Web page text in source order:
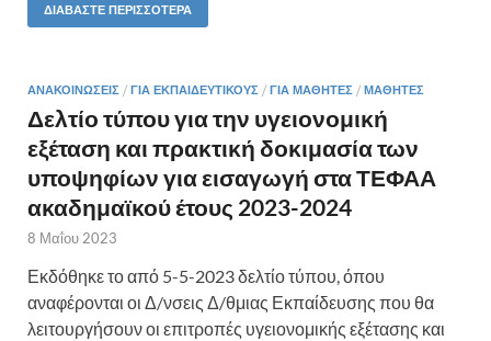
ΔΙΑΒΆΣΤΕ ΠΕΡΙΣΣΌΤΕΡΑ
ΑΝΑΚΟΙΝΏΣΕΙΣ / ΓΙΑ ΕΚΠΑΙΔΕΥΤΙΚΟΎΣ / ΓΙΑ ΜΑΘΗΤΈΣ / ΜΑΘΗΤΈΣ
Δελτίο τύπου για την υγειονομική
εξέταση και πρακτική δοκιμασία των
υποψηφίων για εισαγωγή στα ΤΕΦΑΑ
ακαδημαϊκού έτους 2023-2024
8 Μαΐου 2023
Εκδόθηκε το από 5-5-2023 δελτίο τύπου, όπου
αναφέρονται οι Δ/νσεις Δ/θμιας Εκπαίδευσης που θα
λειτουργήσουν οι επιτροπές υγειονομικής εξέτασης και